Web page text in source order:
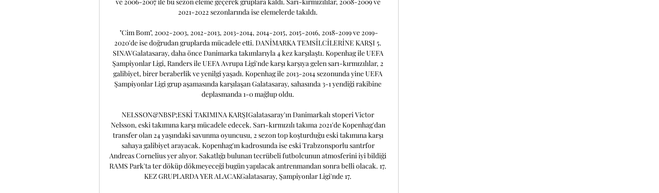
2021-2022 sezonlarında ise elemelerde takıldı.
"Cim Bom", 2002-2003, 2012-2013, 2013-2014, 2014-2015, 2015-2016, 2018-2019 ve 2019-
2020'de ise doğrudan gruplarda mücadele etti. DANİMARKA TEMSİLCİLERİNE KARŞI 5.
SINAVGalatasaray, daha önce Danimarka takımlarıyla 4 kez karşılaştı. Kopenhag ile UEFA
Şampiyonlar Ligi, Randers ile UEFA Avrupa Ligi'nde karşı karşıya gelen sarı-kırmızılılar, 2
galibiyet, birer beraberlik ve yenilgi yaşadı. Kopenhag ile 2013-2014 sezonunda yine UEFA
Şampiyonlar Ligi grup aşamasında karşılaşan Galatasaray, sahasında 3-1 yendiği rakibine
deplasmanda 1-0 mağlup oldu.
NELSSON&NBSP;ESKİ TAKIMINA KARŞIGalatasaray'ın Danimarkalı stoperi Victor
Nelsson, eski takımına karşı mücadele edecek. Sarı-kırmızılı takıma 2021'de Kopenhag'dan
transfer olan 24 yaşındaki savunma oyuncusu, 2 sezon top koşturduğu eski takımına karşı
sahaya galibiyet arayacak. Kopenhag'ın kadrosunda ise eski Trabzonsporlu santrfor
Andreas Cornelius yer alıyor. Sakatlığı bulunan tecrübeli futbolcunun atmosferini iyi bildiği
RAMS Park'ta ter döküp dökmeyeceği bugün yapılacak antrenmandan sonra belli olacak. 17.
KEZ GRUPLARDA YER ALACAKGalatasaray, Şampiyonlar Ligi'nde 17.